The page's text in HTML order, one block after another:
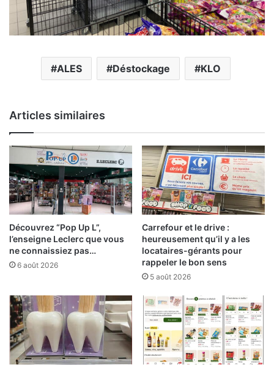
ALES Déstockage KLO
Articles similaires
Découvrez “Pop Up L”,
l’enseigne Leclerc que vous
ne connaissiez pas…
6 août 2026
Carrefour et le drive :
heureusement qu’il y a les
locataires-gérants pour
rappeler le bon sens
5 août 2026